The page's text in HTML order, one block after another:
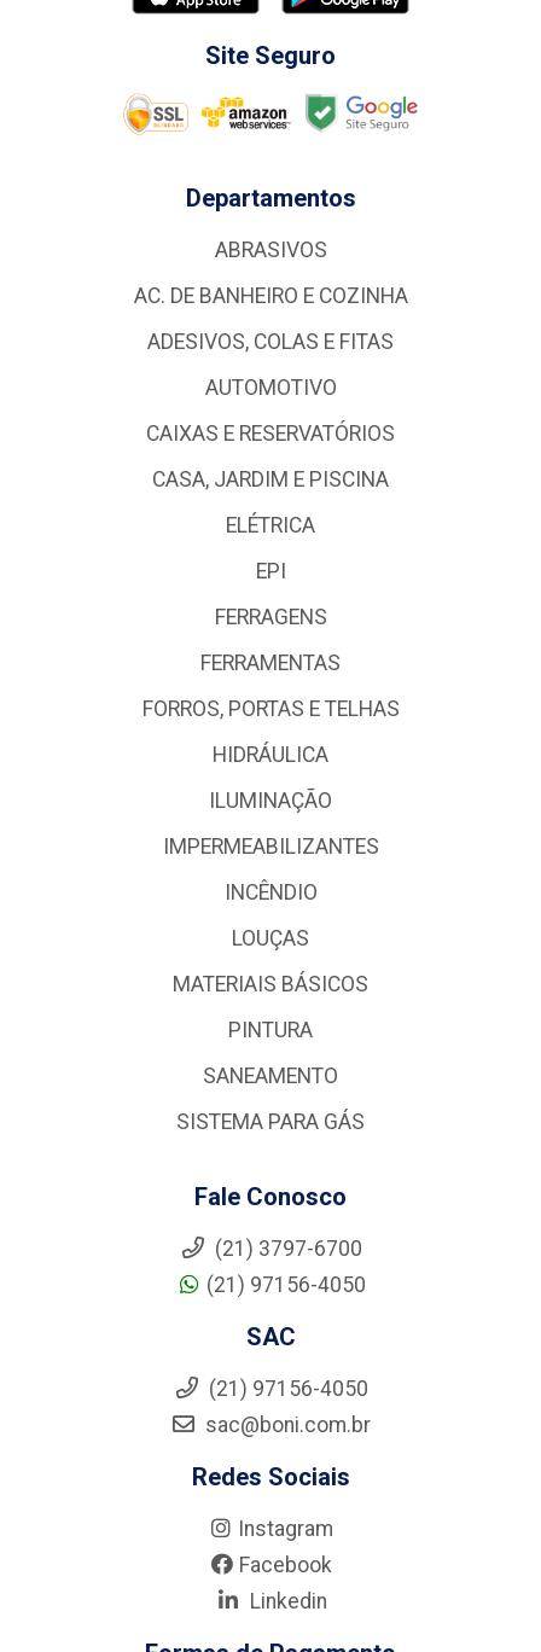
Site Seguro
Departamentos
ABRASIVOS
AC. DE BANHEIRO E COZINHA
ADESIVOS, COLAS E FITAS
AUTOMOTIVO
CAIXAS E RESERVATÓRIOS
CASA, JARDIM E PISCINA
ELÉTRICA
EPI
FERRAGENS
FERRAMENTAS
FORROS, PORTAS E TELHAS
HIDRÁULICA
ILUMINAÇÃO
IMPERMEABILIZANTES
INCÊNDIO
LOUÇAS
MATERIAIS BÁSICOS
PINTURA
SANEAMENTO
SISTEMA PARA GÁS
Fale Conosco
(21) 3797-6700
(21) 97156-4050
SAC
(21) 97156-4050
sac@boni.com.br
Redes Sociais
Instagram
Facebook
Linkedin